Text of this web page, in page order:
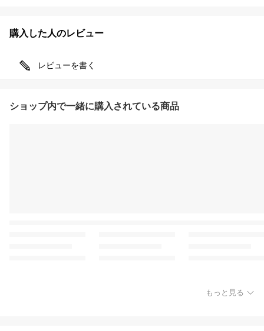
購入した人のレビュー
レビューを書く
ショップ内で一緒に購入されている商品
もっと見る